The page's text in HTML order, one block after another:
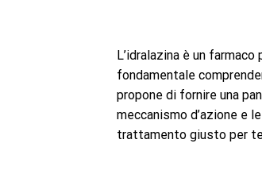
L’idralazina è un
fondamentale
propone di fornire una
meccanismo d’azione e
trattamento giusto per